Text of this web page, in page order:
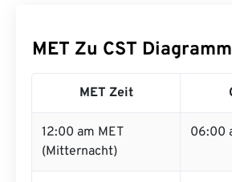
MET Zu CST Diagramm
MET Zeit
12:00 am MET
(Mitternacht)
06:00